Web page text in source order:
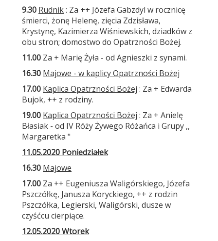
9.30 Rudnik: Za ++ Józefa Gabzdyl w rocznicę
śmierci, żonę Helenę, zięcia Zdzisława,
Krystynę, Kazimierza Wiśniewskich, dziadków z
obu stron; domostwo do Opatrzności Bożej.
11.00 Za + Marię Żyła - od Agnieszki z synami.
16.30 Majowe - w kaplicy Opatrzności Bożej
17.00 Kaplica Opatrzności Bożej : Za + Edwarda
Bujok, ++ z rodziny.
19.00 Kaplica Opatrzności Bożej : Za + Anielę
Błasiak - od IV Róży Żywego Różańca i Grupy ,,
Margaretka "
11.05.2020 Poniedziałek
16.30 Majowe
17.00 Za ++ Eugeniusza Waligórskiego, Józefa
Pszczółkę, Janusza Koryckiego, ++ z rodzin
Pszczółka, Legierski, Waligórski, dusze w
czyśćcu cierpiące.
12.05.2020 Wtorek